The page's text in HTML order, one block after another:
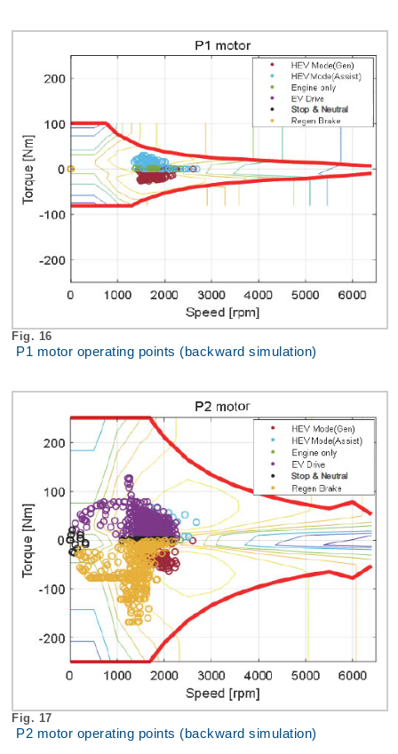
Fig. 16
P1 motor operating points (backward simulation)
Fig. 17
P2 motor operating points (backward simulation)